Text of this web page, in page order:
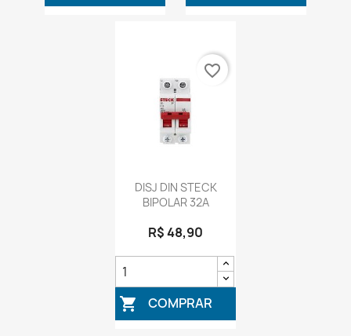
DISJ DIN STECK
BIPOLAR 32A
R$ 48,90
 COMPRAR
favorite_border